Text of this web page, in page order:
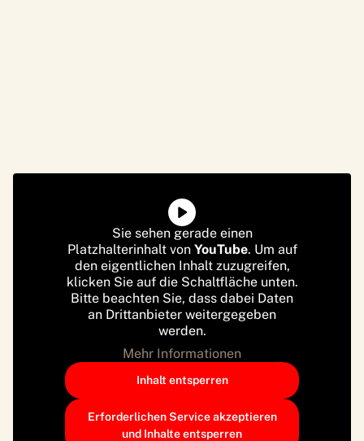
Sie sehen gerade einen
Platzhalterinhalt von YouTube. Um auf
den eigentlichen Inhalt zuzugreifen,
klicken Sie auf die Schaltfläche unten.
Bitte beachten Sie, dass dabei Daten
an Drittanbieter weitergegeben
werden.
Mehr Informationen
Inhalt entsperren
Erforderlichen Service akzeptieren
und Inhalte entsperren